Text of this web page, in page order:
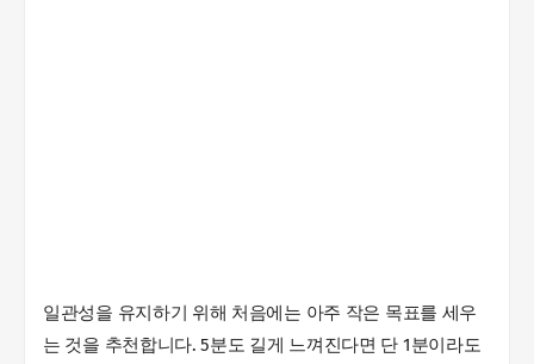
일관성을 유지하기 위해 처음에는 아주 작은 목표를 세우
는 것을 추천합니다. 5분도 길게 느껴진다면 단 1분이라도